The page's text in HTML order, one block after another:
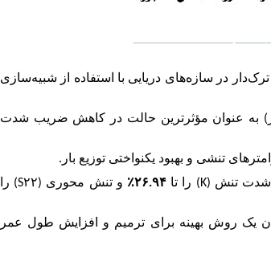
در سازه‌های دریایی با استفاده از شبیه‌سازی
به عنوان مؤثرترین حالت در کاهش ضریب شدت
تنشی و بهبود یکنواختی توزیع بار .
شدت تنش (K) را تا ۲۶.۹۴٪ و تنش محوری (S۲۲) را
یک روش بهینه برای ترمیم و افزایش طول عمر